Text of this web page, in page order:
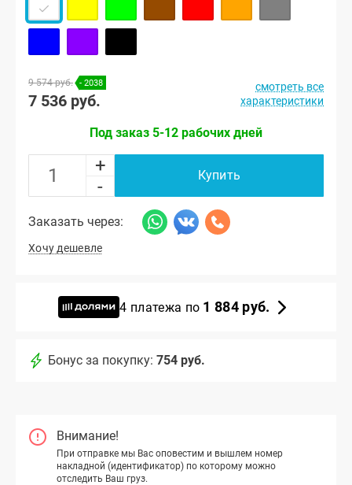
9 574 руб. - 2038
7 536 руб.
смотреть все
характеристики
Под заказ 5-12 рабочих дней
+
-
Купить
Заказать через:
Хочу дешевле
4 платежа по 1 884 руб.
Бонус за покупку: 754 руб.
Внимание!
При отправке мы Вас оповестим и вышлем номер
накладной (идентификатор) по которому можно
отследить Ваш груз.